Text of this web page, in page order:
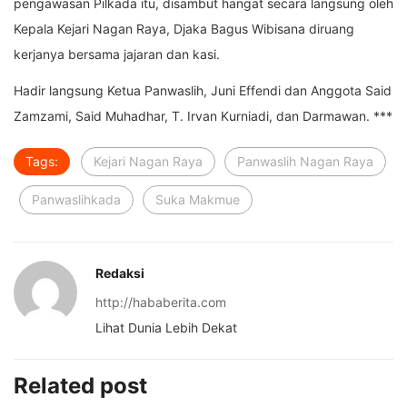
pengawasan Pilkada itu, disambut hangat secara langsung oleh
Kepala Kejari Nagan Raya, Djaka Bagus Wibisana diruang
kerjanya bersama jajaran dan kasi.
Hadir langsung Ketua Panwaslih, Juni Effendi dan Anggota Said
Zamzami, Said Muhadhar, T. Irvan Kurniadi, dan Darmawan. ***
Tags: Kejari Nagan Raya Panwaslih Nagan Raya
Panwaslihkada Suka Makmue
Redaksi
http://hababerita.com
Lihat Dunia Lebih Dekat
Related post